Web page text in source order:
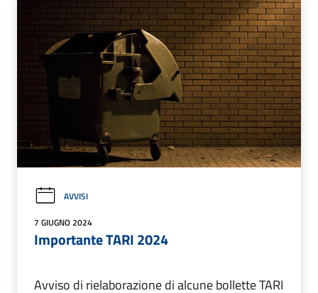
AVVISI
7 GIUGNO 2024
Importante TARI 2024
Avviso di rielaborazione di alcune bollette TARI